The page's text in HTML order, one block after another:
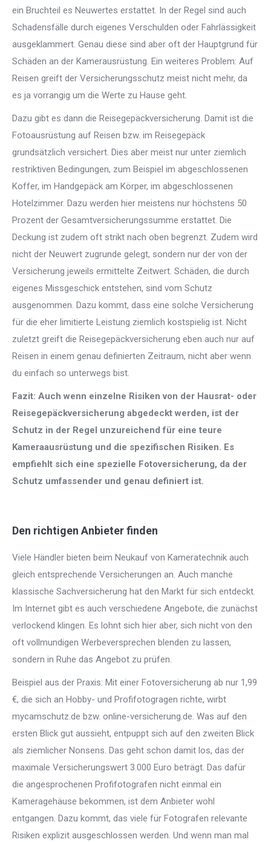
ein Bruchteil es Neuwertes erstattet. In der Regel sind auch
Schadensfälle durch eigenes Verschulden oder Fahrlässigkeit
ausgeklammert. Genau diese sind aber oft der Hauptgrund für
Schäden an der Kamerausrüstung. Ein weiteres Problem: Auf
Reisen greift der Versicherungsschutz meist nicht mehr, da
es ja vorrangig um die Werte zu Hause geht.
Dazu gibt es dann die Reisegepäckversicherung. Damit ist die
Fotoausrüstung auf Reisen bzw. im Reisegepäck
grundsätzlich versichert. Dies aber meist nur unter ziemlich
restriktiven Bedingungen, zum Beispiel im abgeschlossenen
Koffer, im Handgepäck am Körper, im abgeschlossenen
Hotelzimmer. Dazu werden hier meistens nur höchstens 50
Prozent der Gesamtversicherungssumme erstattet. Die
Deckung ist zudem oft strikt nach oben begrenzt. Zudem wird
nicht der Neuwert zugrunde gelegt, sondern nur der von der
Versicherung jeweils ermittelte Zeitwert. Schäden, die durch
eigenes Missgeschick entstehen, sind vom Schutz
ausgenommen. Dazu kommt, dass eine solche Versicherung
für die eher limitierte Leistung ziemlich kostspielig ist. Nicht
zuletzt greift die Reisegepäckversicherung eben auch nur auf
Reisen in einem genau definierten Zeitraum, nicht aber wenn
du einfach so unterwegs bist.
Fazit: Auch wenn einzelne Risiken von der Hausrat- oder
Reisegepäckversicherung abgedeckt werden, ist der
Schutz in der Regel unzureichend für eine teure
Kameraausrüstung und die spezifischen Risiken. Es
empfiehlt sich eine spezielle Fotoversicherung, da der
Schutz umfassender und genau definiert ist.
Den richtigen Anbieter finden
Viele Händler bieten beim Neukauf von Kameratechnik auch
gleich entsprechende Versicherungen an. Auch manche
klassische Sachversicherung hat den Markt für sich entdeckt.
Im Internet gibt es auch verschiedene Angebote, die zunächst
verlockend klingen. Es lohnt sich hier aber, sich nicht von den
oft vollmundigen Werbeversprechen blenden zu lassen,
sondern in Ruhe das Angebot zu prüfen.
Beispiel aus der Praxis: Mit einer Fotoversicherung ab nur 1,99
€, die sich an Hobby- und Profifotogragen richte, wirbt
mycamschutz.de bzw. online-versicherung.de. Was auf den
ersten Blick gut aussieht, entpuppt sich auf den zweiten Blick
als ziemlicher Nonsens. Das geht schon damit los, das der
maximale Versicherungswert 3.000 Euro beträgt. Das dafür
die angesprochenen Profifotografen nicht einmal ein
Kameragehäuse bekommen, ist dem Anbieter wohl
entgangen. Dazu kommt, das viele für Fotografen relevante
Risiken explizit ausgeschlossen werden. Und wenn man mal